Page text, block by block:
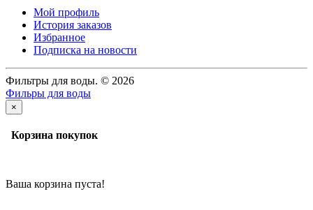
Мой профиль
История заказов
Избранное
Подписка на новости
Фильтры для воды. © 2026
Фильры для воды
×
Корзина покупок
Ваша корзина пуста!